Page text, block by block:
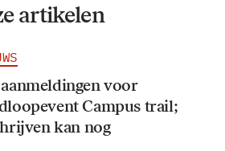
artikelen
voor
Campus trail;
kan nog